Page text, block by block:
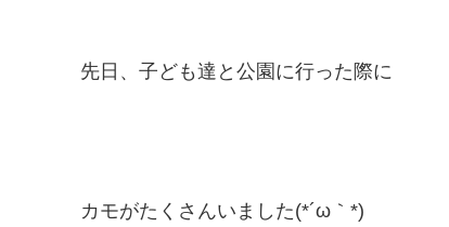
先日、子ども達と公園に行った際に
カモがたくさんいました(*´ω｀*)